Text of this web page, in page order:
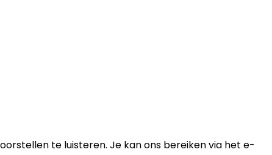
te luisteren. Je kan ons bereiken via het e-